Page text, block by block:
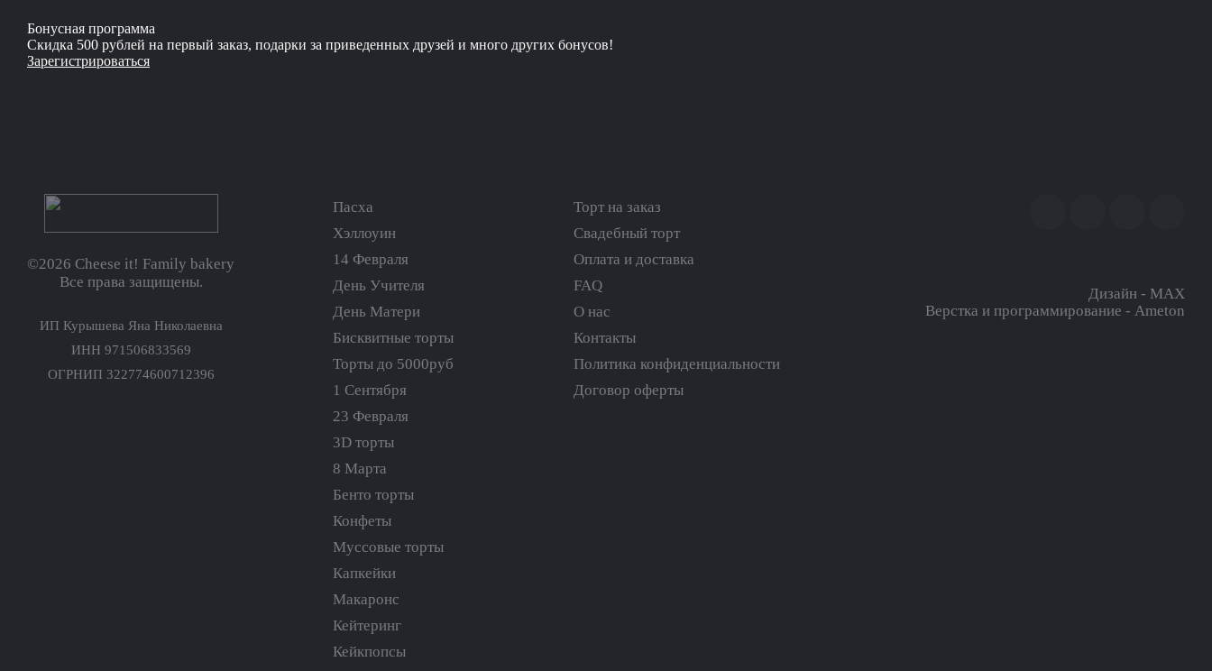
Бонусная программа
Скидка 500 рублей на первый заказ, подарки за приведенных друзей и много других бонусов!
Зарегистрироваться
©2026 Cheese it! Family bakery
Все права защищены.
ИП Курышева Яна Николаевна
ИНН 971506833569
ОГРНИП 322774600712396
Пасха
Хэллоуин
14 Февраля
День Учителя
День Матери
Бисквитные торты
Торты до 5000руб
1 Сентября
23 Февраля
3D торты
8 Марта
Бенто торты
Конфеты
Муссовые торты
Капкейки
Макаронс
Кейтеринг
Кейкпопсы
Торт на заказ
Свадебный торт
Оплата и доставка
FAQ
О нас
Контакты
Политика конфиденциальности
Договор оферты
Дизайн - MAX
Верстка и программирование - Ameton